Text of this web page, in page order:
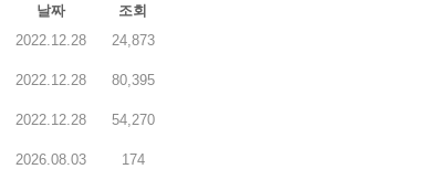
날짜
조회
2022.12.28 24,873
2022.12.28 80,395
2022.12.28 54,270
2026.08.03 174